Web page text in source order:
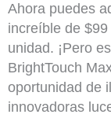
Ahora puedes
increíble de
unidad. ¡Pero
BrightTouch
oportunidad de
innovadoras